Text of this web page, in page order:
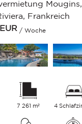
Mougins,
Frankreich
EUR / Woche
7 261 m²